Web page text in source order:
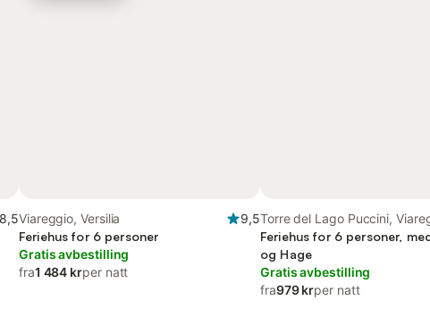
8,5Viareggio, Versilia
9,5
Feriehus for 6 personer
Gratis avbestilling
fra1 484 krper natt
Torre del Lago Puccini,
Feriehus for 6 personer,
og Hage
Gratis avbestilling
fra979 krper natt